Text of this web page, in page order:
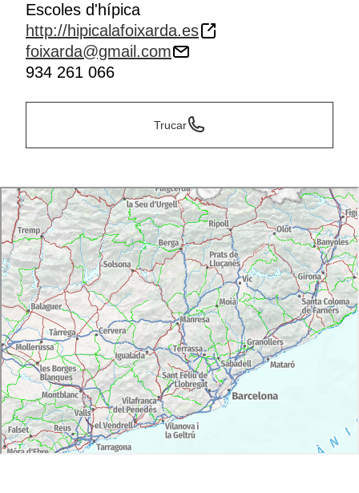
Escoles d'hípica
http://hipicalafoixarda.es
foixarda@gmail.com
934 261 066
Trucar